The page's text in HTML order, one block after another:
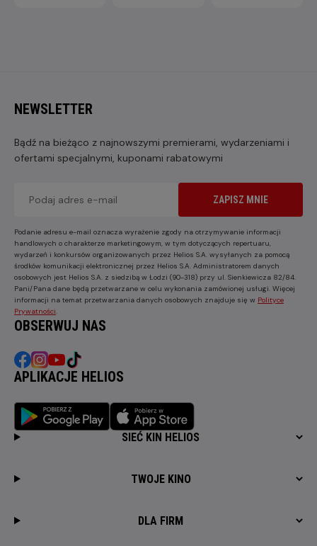
NEWSLETTER
Bądź na bieżąco z najnowszymi premierami, wydarzeniami i
ofertami specjalnymi, kuponami rabatowymi
ZAPISZ MNIE
Podanie adresu e-mail oznacza wyrażenie zgody na otrzymywanie informacji
handlowych o charakterze marketingowym, w tym dotyczących repertuaru,
wydarzeń i konkursów organizowanych przez Helios S.A. wysyłanych za pomocą
środków komunikacji elektronicznej przez Helios S.A. Administratorem danych
osobowych jest Helios S.A. z siedzibą w Łodzi (90-318) przy ul. Sienkiewicza 82/84.
Pani/Pana dane będą przetwarzane w celu wykonania zamówionej usługi. Więcej
informacji na temat przetwarzania danych osobowych znajduje się w Polityce
Prywatności
OBSERWUJ NAS
APLIKACJE HELIOS
SIEĆ KIN HELIOS
TWOJE KINO
DLA FIRM